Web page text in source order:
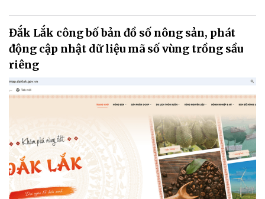
Đắk Lắk công bố bản đồ số nông sản, phát
động cập nhật dữ liệu mã số vùng trồng sầu
riêng